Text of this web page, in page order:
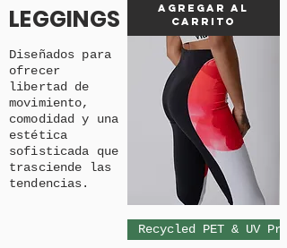
Agregar al
carrito
Recycled PET & UV
LEGGINGS
Diseñados para
ofrecer
libertad de
movimiento,
comodidad y una
estética
sofisticada que
trasciende las
tendencias.